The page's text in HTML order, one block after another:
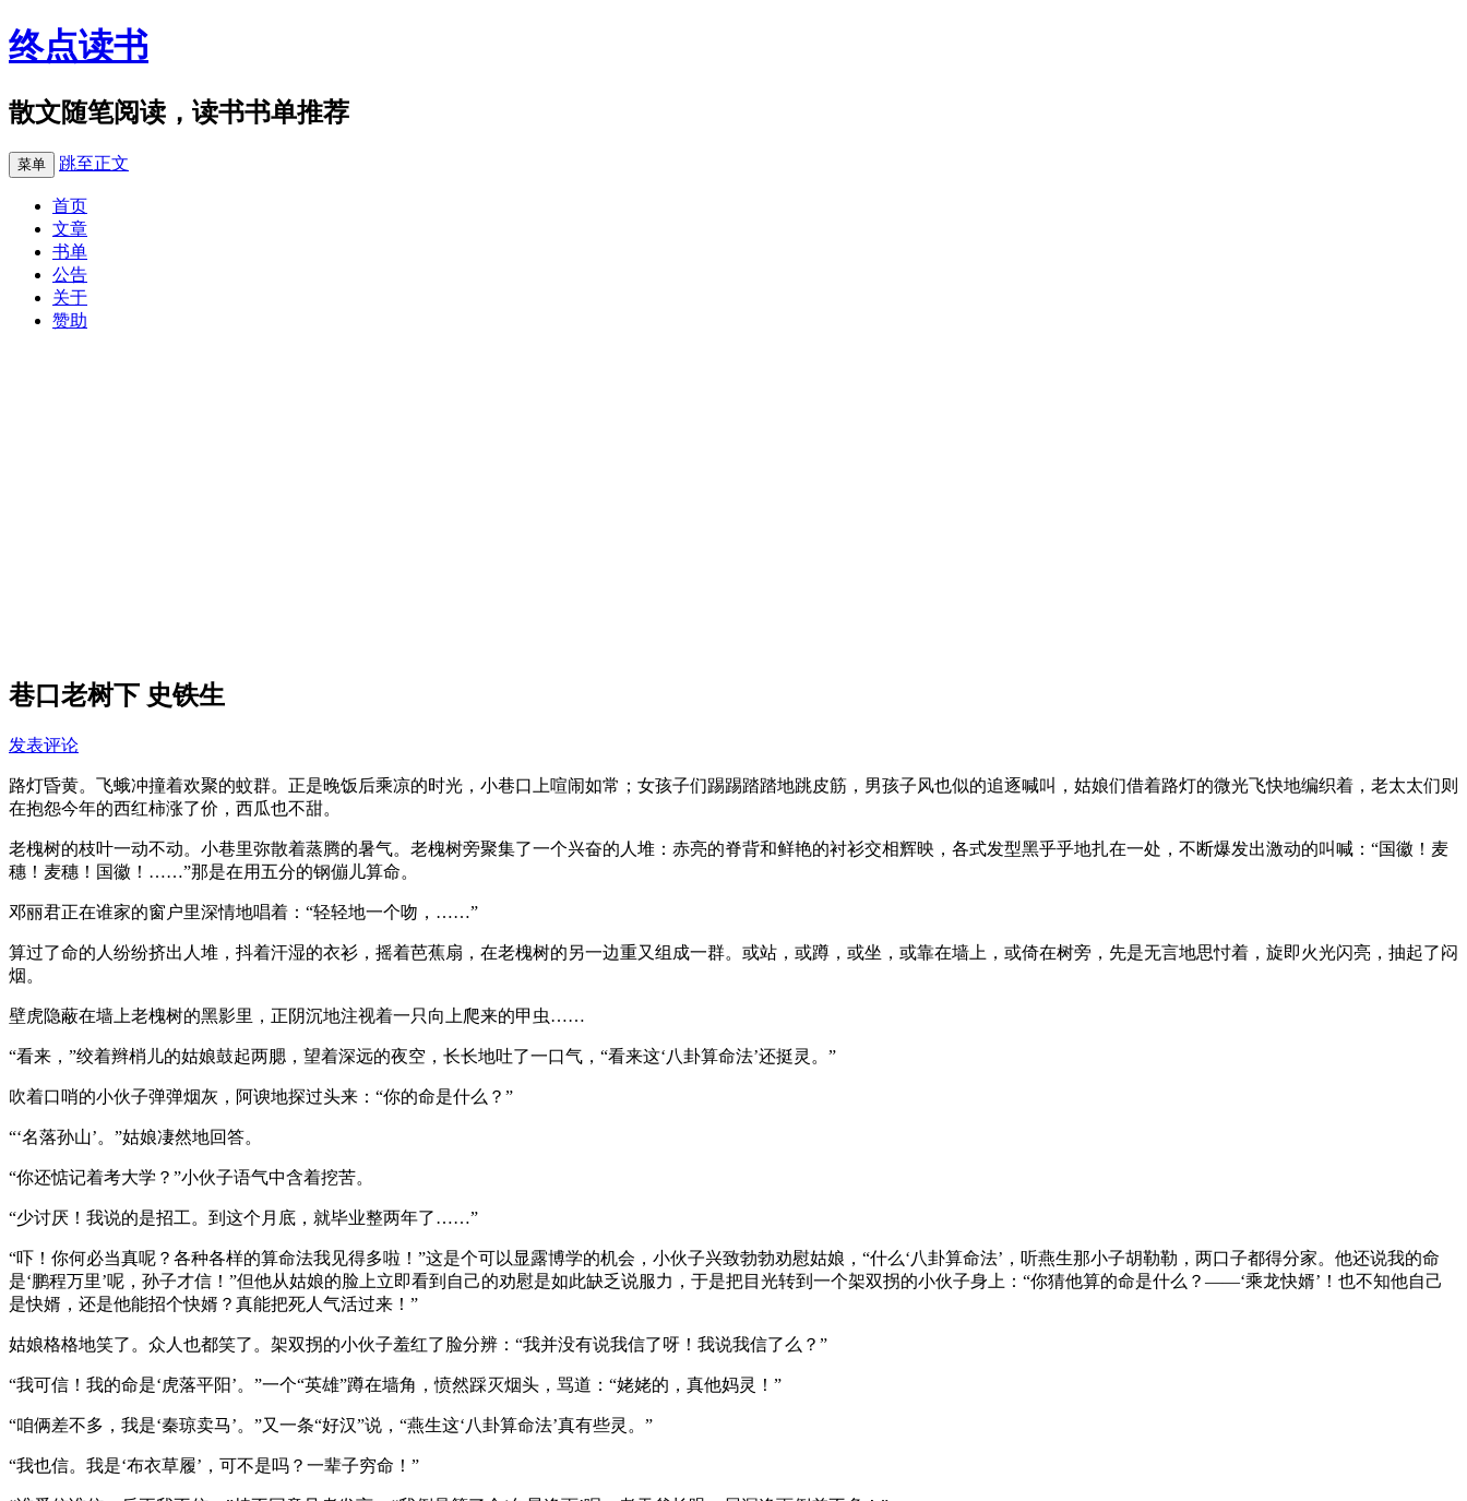
终点读书
散文随笔阅读，读书书单推荐
菜单 跳至正文
首页
文章
书单
公告
关于
赞助
巷口老树下 史铁生
发表评论
路灯昏黄。飞蛾冲撞着欢聚的蚊群。正是晚饭后乘凉的时光，小巷口上喧闹如常；女孩子们踢踢踏踏地跳皮筋，男孩子风也似的追逐喊叫，姑娘们借着路灯的微光飞快地编织着，老太太们则
在抱怨今年的西红柿涨了价，西瓜也不甜。
老槐树的枝叶一动不动。小巷里弥散着蒸腾的暑气。老槐树旁聚集了一个兴奋的人堆：赤亮的脊背和鲜艳的衬衫交相辉映，各式发型黑乎乎地扎在一处，不断爆发出激动的叫喊：“国徽！麦
穗！麦穗！国徽！……”那是在用五分的钢傰儿算命。
邓丽君正在谁家的窗户里深情地唱着：“轻轻地一个吻，……”
算过了命的人纷纷挤出人堆，抖着汗湿的衣衫，摇着芭蕉扇，在老槐树的另一边重又组成一群。或站，或蹲，或坐，或靠在墙上，或倚在树旁，先是无言地思忖着，旋即火光闪亮，抽起了闷
烟。
壁虎隐蔽在墙上老槐树的黑影里，正阴沉地注视着一只向上爬来的甲虫……
“看来，”绞着辫梢儿的姑娘鼓起两腮，望着深远的夜空，长长地吐了一口气，“看来这‘八卦算命法’还挺灵。”
吹着口哨的小伙子弹弹烟灰，阿谀地探过头来：“你的命是什么？”
“‘名落孙山’。”姑娘凄然地回答。
“你还惦记着考大学？”小伙子语气中含着挖苦。
“少讨厌！我说的是招工。到这个月底，就毕业整两年了……”
“吓！你何必当真呢？各种各样的算命法我见得多啦！”这是个可以显露博学的机会，小伙子兴致勃勃劝慰姑娘，“什么‘八卦算命法’，听燕生那小子胡勒勒，两口子都得分家。他还说我的命
是‘鹏程万里’呢，孙子才信！”但他从姑娘的脸上立即看到自己的劝慰是如此缺乏说服力，于是把目光转到一个架双拐的小伙子身上：“你猜他算的命是什么？——‘乘龙快婿’！也不知他自己
是快婿，还是他能招个快婿？真能把死人气活过来！”
姑娘格格地笑了。众人也都笑了。架双拐的小伙子羞红了脸分辨：“我并没有说我信了呀！我说我信了么？”
“我可信！我的命是‘虎落平阳’。”一个“英雄”蹲在墙角，愤然踩灭烟头，骂道：“姥姥的，真他妈灵！”
“咱俩差不多，我是‘秦琼卖马’。”又一条“好汉”说，“燕生这‘八卦算命法’真有些灵。”
“我也信。我是‘布衣草履’，可不是吗？一辈子穷命！”